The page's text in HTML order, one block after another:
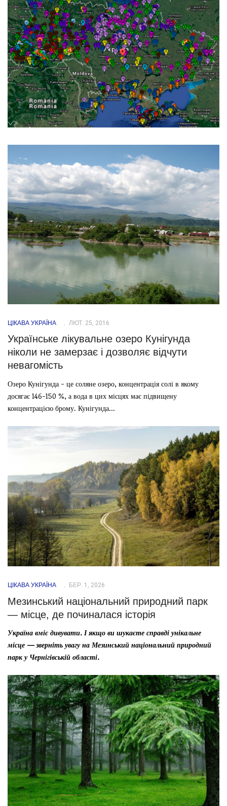
ЦІКАВА УКРАЇНА ЛЮТ. 25, 2016
Українське лікувальне озеро Кунігунда
ніколи не замерзає і дозволяє відчути
невагомість
Озеро Кунігунда - це соляне озеро, концентрація солі в якому
досягає 146-150 %, а вода в цих місцях має підвищену
концентрацією брому. Кунігунда...
ЦІКАВА УКРАЇНА БЕР. 1, 2026
Мезинський національний природний парк
— місце, де починалася історія
Україна вміє дивувати. І якщо ви шукаєте справді унікальне
місце — зверніть увагу на Мезинський національний природний
парк у Чернігівській області.